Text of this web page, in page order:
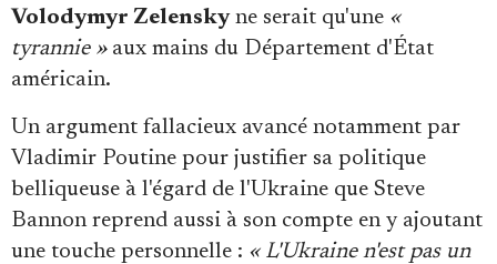
Volodymyr Zelenskyne serait qu'une «
tyrannie »aux mains du Département d'État
américain.
Un argument fallacieux avancé notamment par
Vladimir Poutine pour justifier sa politique
belliqueuse à l'égard de l'Ukraine que Steve
Bannon reprend aussi à son compte en y ajoutant
une touche personnelle : « L'Ukraine n'est pas un